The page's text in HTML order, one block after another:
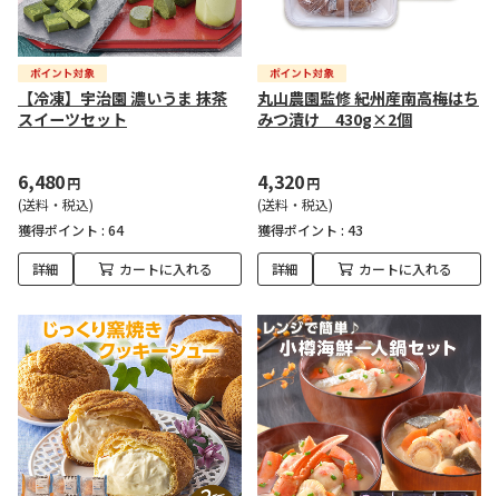
【冷凍】宇治園 濃いうま 抹茶
スイーツセット
6,480円
(送料・税込)
獲得ポイント : 64
詳細 カートに入れる
丸山農園監修 紀州産南高梅はち
みつ漬け 430g×2個
4,320円
(送料・税込)
獲得ポイント : 43
詳細 カートに入れる